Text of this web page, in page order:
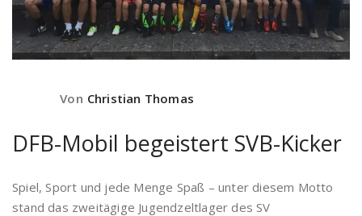
Von Christian Thomas
DFB-Mobil begeistert SVB-Kicker
Spiel, Sport und jede Menge Spaß – unter diesem Motto
stand das zweitägige Jugendzeltlager des SV